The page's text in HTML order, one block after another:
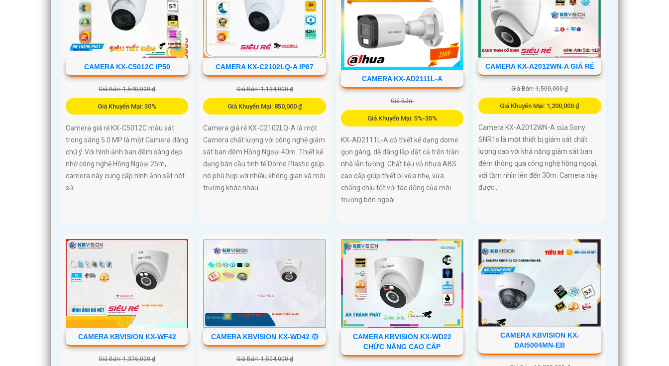
CAMERA KX-C5012C IP50
Giá Bán: 1,540,000 ₫
Giá Khuyến Mại: 30%
Camera giá rẻ KX-C5012C màu sắt
trong sáng 5.0 MP là một Camera đáng
chú ý. Với hình ảnh ban đêm sáng đẹp
nhờ công nghệ Hồng Ngoại 25m,
camera này cung cấp hình ảnh sắt nét
sử...
CAMERA KX-C2102LQ-A IP67
Giá Bán: 1,134,000 ₫
Giá Khuyến Mại: 850,000 ₫
Camera giá rẻ KX-C2102LQ-A là một
Camera chất lượng với công nghệ giám
sát ban đêm Hồng Ngoại 40m. Thiết kế
dạng bán cầu tinh tế Dome Plastic giúp
nó phù hợp với nhiều không gian và môi
trường khác nhau
CAMERA KX-AD2111L-A
Giá Bán:
Giá Khuyến Mại: 5%-35%
KX‑AD2111L‑A có thiết kế dạng dome
gọn gàng, dễ dàng lắp đặt cả trên trần
nhà lẫn tường. Chất liệu vỏ nhựa ABS
cao cấp giúp thiết bị vừa nhẹ, vừa
chống chịu tốt với tác động của môi
trường bên ngoài
CAMERA KX-A2012WN-A GIÁ RẺ
Giá Bán: 1,500,000 ₫
Giá Khuyến Mại: 1,200,000 ₫
Camera KX-A2012WN-A của Sony
SNR1s là một thiết bị giám sát chất
lượng cao với khả năng giám sát ban
đêm thông qua công nghệ hồng ngoại,
với tầm nhìn lên đến 30m. Camera này
được...
CAMERA KBVISION KX-WF42
Giá Bán: 1,376,000 ₫
CAMERA KBVISION KX-WD42 ۞
Giá Bán: 1,504,000 ₫
CAMERA KBVISION KX-WD22
CHỨC NĂNG CAO CẤP
CAMERA KBVISION KX-
DAI5004MN-EB